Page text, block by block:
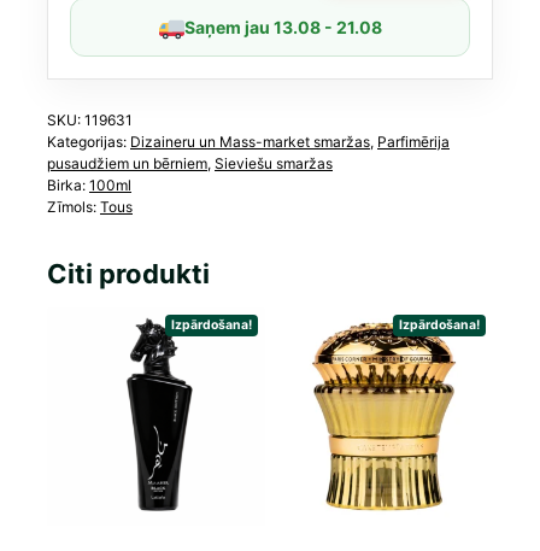
Saņem jau 13.08 - 21.08
SKU: 119631
Kategorijas: Dizaineru un Mass-market smaržas, Parfimērija
pusaudžiem un bērniem, Sieviešu smaržas
Birka: 100ml
Zīmols: Tous
Citi produkti
Izpārdošana! Izpārdošana!